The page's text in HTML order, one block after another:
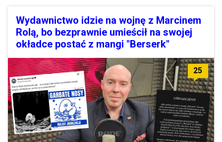
Wydawnictwo idzie na wojnę z Marcinem
Rolą, bo bezprawnie umieścił na swojej
okładce postać z mangi "Berserk"
25